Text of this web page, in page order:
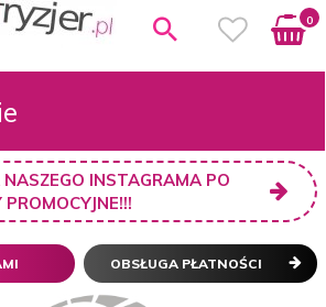
0
INSTAGRAMA PO
PROMOCYJNE!!!
OBSŁUGA PŁATNOŚCI